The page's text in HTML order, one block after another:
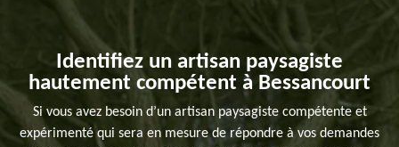
Identifiez un artisan paysagiste
hautement compétent à Bessancourt
Si vous avez besoin d’un artisan paysagiste compétente et
expérimenté qui sera en mesure de répondre à vos demandes